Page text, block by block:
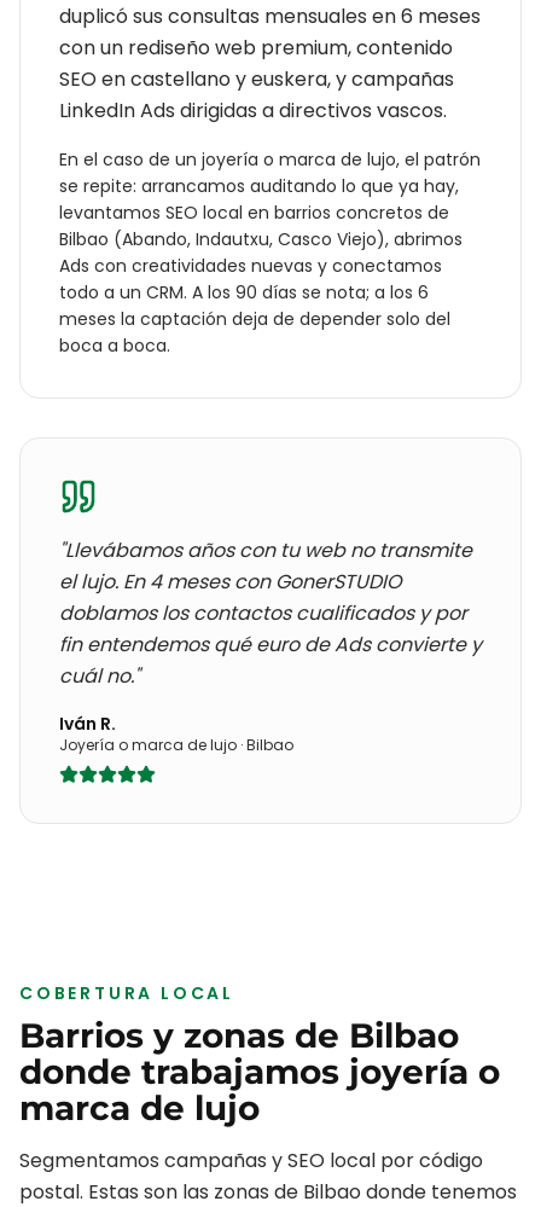
duplicó sus consultas mensuales en 6 meses
con un rediseño web premium, contenido
SEO en castellano y euskera, y campañas
LinkedIn Ads dirigidas a directivos vascos.
En el caso de un joyería o marca de lujo, el patrón
se repite: arrancamos auditando lo que ya hay,
levantamos SEO local en barrios concretos de
Bilbao (Abando, Indautxu, Casco Viejo), abrimos
Ads con creatividades nuevas y conectamos
todo a un CRM. A los 90 días se nota; a los 6
meses la captación deja de depender solo del
boca a boca.
"Llevábamos años con tu web no transmite
el lujo. En 4 meses con GonerSTUDIO
doblamos los contactos cualificados y por
fin entendemos qué euro de Ads convierte y
cuál no."
Iván R.
Joyería o marca de lujo ·Bilbao
COBERTURA LOCAL
Barrios y zonas de Bilbao
donde trabajamos joyería o
marca de lujo
Segmentamos campañas y SEO local por código
postal. Estas son las zonas de Bilbao donde tenemos